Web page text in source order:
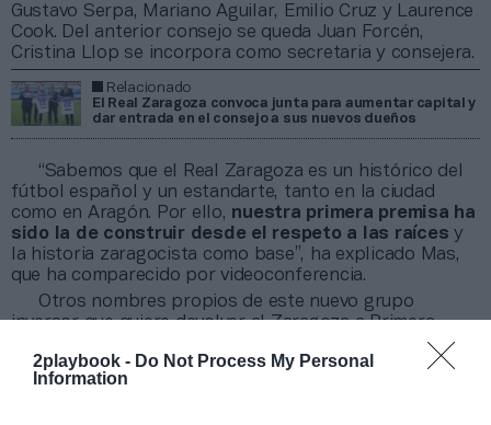
2playbook - Do Not Process My Personal
Information
Gustavo Serpa, Mariano Aguilar, Emilio Cruz y Laurence
Cook. Del anterior consejo se queda Juan Forcén,
Cristina Llop se incorpora como secretaria y consejera.
Relacionado
El Real Zaragoza convoca junta para aumentar capital y
dar entrada en el consejo a sus nuevos dueños
“Sabemos que el Real Zaragoza es un histórico del
fútbol español y un estandarte, tanto en la ciudad
como en Aragón. Por ello, nuestra primera premisa ha
sido la de construir desde el respeto a las raíces y
la historia zaragocista como base”, ha explicado Mas,
que ha comparecido por videoconferencia.
Otros nombres propios de este nuevo grupo
inversor que quiere devolver al Zaragoza a Primera
División son Jose Mas –hermano de Jorge y parte
también de su proyecto en el Inter Miami–; Jim
Carpenter y Jim Miller, estadounidenses con